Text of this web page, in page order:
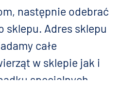
następnie odebrać
sklepu. Adres sklepu
całe
w sklepie jak i
specjalnych
zwierzątka czas